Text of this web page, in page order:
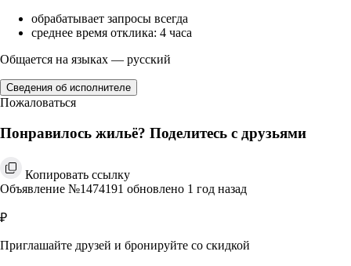
обрабатывает запросы всегда
среднее время отклика: 4 часа
Общается на языках — русский
Сведения об исполнителе
Пожаловаться
Понравилось жильё? Поделитесь с друзьями
Копировать ссылку
Объявление №1474191 обновлено 1 год назад
₽
Приглашайте друзей и бронируйте со скидкой